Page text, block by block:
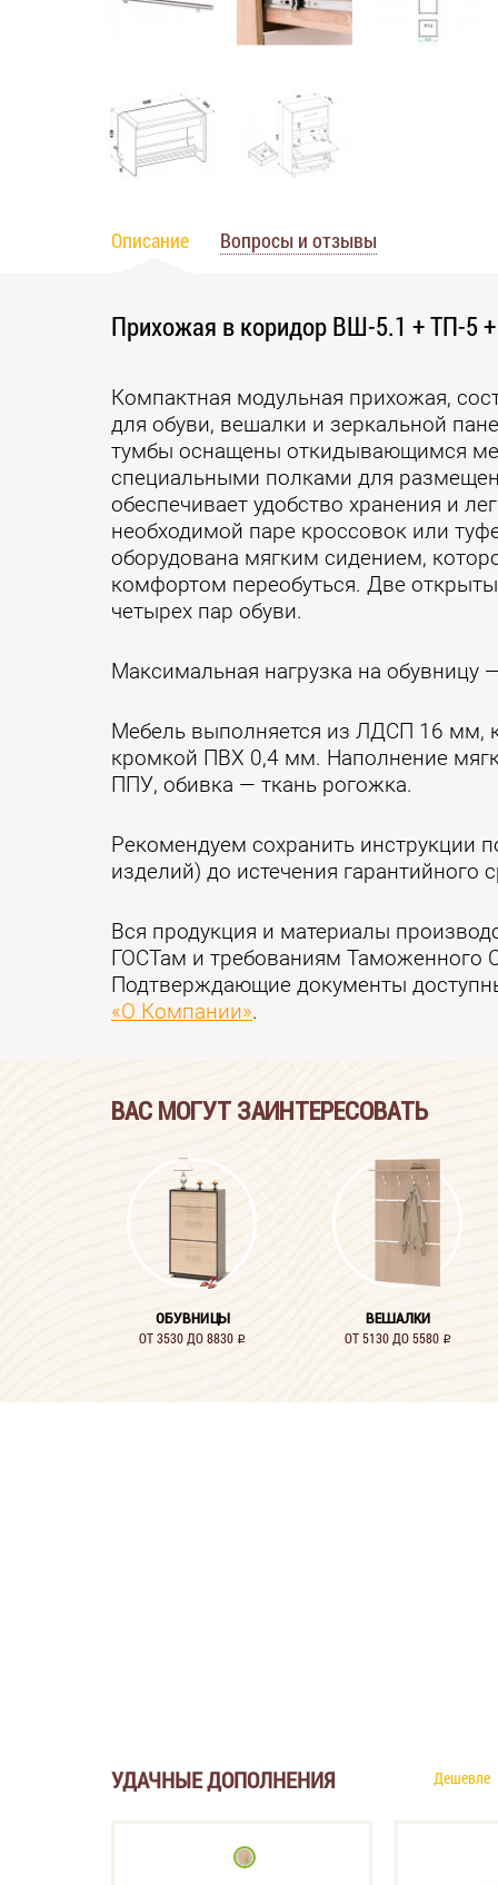
Описание Вопросы и отзывы
Прихожая в коридор ВШ-5.1 + ТП-5
Компактная модульная прихожая,
для обуви, вешалки и зеркальной
тумбы оснащены откидывающимся
специальными полками для
обеспечивает удобство хранения и
необходимой паре кроссовок или
оборудована мягким сидением,
комфортом переобуться. Две
четырех пар обуви.
Максимальная нагрузка на обувницу
Мебель выполняется из ЛДСП 16 мм,
кромкой ПВХ 0,4 мм. Наполнение
ППУ, обивка — ткань рогожка.
Рекомендуем сохранить инструкции
изделий) до истечения гарантийного
Вся продукция и материалы
ГОСТам и требованиям Таможенного
Подтверждающие документы
«О Компании».
ВАС МОГУТ ЗАИНТЕРЕСОВАТЬ
ОБУВНИЦЫ
ОТ 3530 ДО 8830 i
ВЕШАЛКИ
ОТ 5130 ДО 5580 i
УДАЧНЫЕ ДОПОЛНЕНИЯ Дешевле